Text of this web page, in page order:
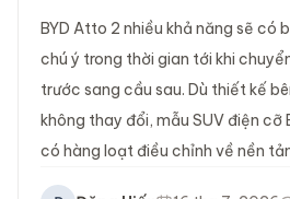
BYD Atto 2 nhiều khả năng sẽ có
chú ý trong thời gian tới khi
trước sang cầu sau. Dù thiết kế
không thay đổi, mẫu SUV điện cỡ
có hàng loạt điều chỉnh về nền